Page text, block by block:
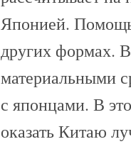
Японией. Помощь
других формах.
материальными
с японцами. В
оказать Китаю